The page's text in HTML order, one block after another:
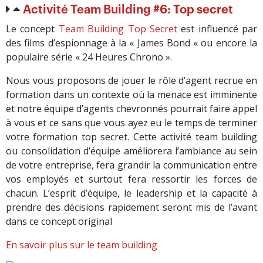
Activité Team Building #6: Top secret
Le concept Team Building Top Secretest influencé par
des films d’espionnage à la « James Bond « ou encore la
populaire série « 24 Heures Chrono ».
Nous vous proposons de jouer le rôle d’agent recrue en
formation dans un contexte où la menace est imminente
et notre équipe d’agents chevronnés pourrait faire appel
à vous et ce sans que vous ayez eu le temps de terminer
votre formation top secret. Cette activité team building
ou consolidation d’équipe améliorera l’ambiance au sein
de votre entreprise, fera grandir la communication entre
vos employés et surtout fera ressortir les forces de
chacun. L’esprit d’équipe, le leadership et la capacité à
prendre des décisions rapidement seront mis de l’avant
dans ce concept original
En savoir plus sur le team building